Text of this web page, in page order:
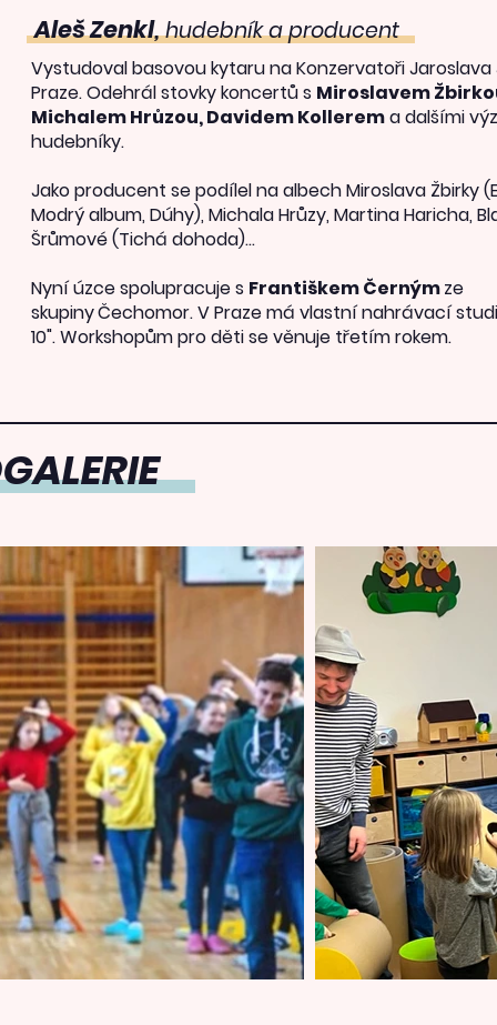
Aleš Zenkl,hudebník a producent
Vystudoval basovou kytaru naKonzervatoři Jaroslava
Praze. Odehrál stovky koncertů s Miroslavem
Michalem Hrůzou, Davidem Kollerema dalšími
hudebníky.
Jako producent se podílel na albechMiroslava Žbirky
Modrý album, Dúhy), Michala Hrůzy, Martina Haricha,
Šrůmové (Tichá dohoda)...
Nyní úzce spolupracuje s Františkem Černýmze
skupinyČechomor. V Praze má vlastní nahrávací
10". Workshopům pro děti se věnuje třetím rokem.